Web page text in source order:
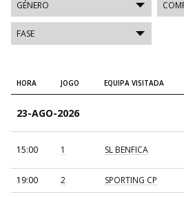
HORA JOGO EQUIPA VISITADA
23-AGO-2026
15:00 1 SL BENFICA
19:00 2 SPORTING CP